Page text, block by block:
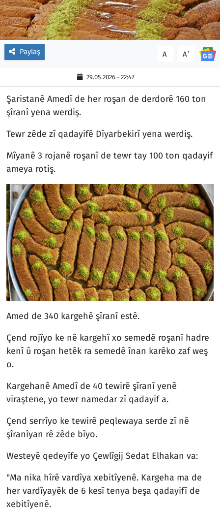
Paylaş A- A+
29.05.2026 - 22:47
Şaristanê Amedî de her roşan de derdorê 160 ton
şîranî yena werdiş.
Tewr zêde zî qadayifê Dîyarbekirî yena werdiş.
Mîyanê 3 rojanê roşanî de tewr tay 100 ton qadayif
ameya rotiş.
Amed de 340 kargehê şîranî estê.
Çend rojîyo ke nê kargehî xo semedê roşanî hadre
kenî û roşan hetêk ra semedê înan karêko zaf weş
o.
Kargehanê Amedî de 40 tewirê şîranî yenê
viraştene, yo tewr namedar zî qadayif a.
Çend serrîyo ke tewirê peqlewaya serde zî nê
şîranîyan rê zêde bîyo.
Westeyê qedeyîfe yo Çewlîgij Sedat Elhakan va:
"Ma nika hîrê vardîya xebitîyenê. Kargeha ma de
her vardîyayêk de 6 kesî tenya beşa qadayifî de
xebitîyenê.